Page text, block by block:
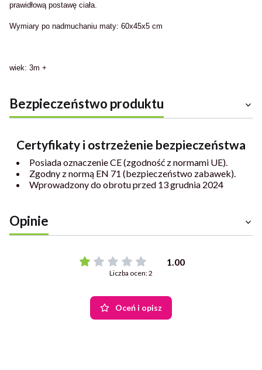
prawidłową postawę ciała.
Wymiary po nadmuchaniu maty: 60x45x5 cm
wiek: 3m +
Bezpieczeństwo produktu
Certyfikaty i ostrzeżenie bezpieczeństwa
Posiada oznaczenie CE (zgodność z normami UE).
Zgodny z normą EN 71 (bezpieczeństwo zabawek).
Wprowadzony do obrotu przed 13 grudnia 2024
Opinie
1.00
Liczba ocen: 2
Oceń i opisz